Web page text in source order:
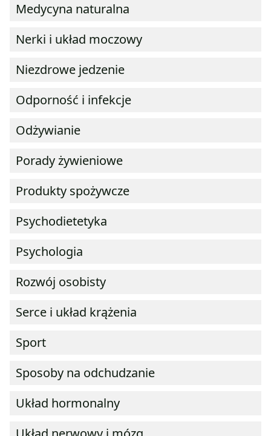
Medycyna naturalna
Nerki i układ moczowy
Niezdrowe jedzenie
Odporność i infekcje
Odżywianie
Porady żywieniowe
Produkty spożywcze
Psychodietetyka
Psychologia
Rozwój osobisty
Serce i układ krążenia
Sport
Sposoby na odchudzanie
Układ hormonalny